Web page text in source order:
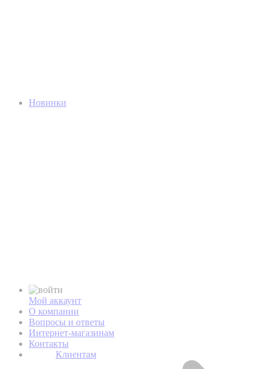
Новинки
Мой аккаунт
О компании
Вопросы и ответы
Интернет-магазинам
Контакты
Клиентам